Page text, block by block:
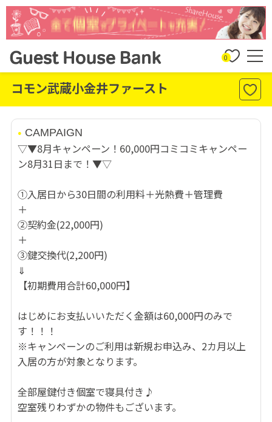
0
コモン武蔵小金井ファースト
CAMPAIGN
▽▼8月キャンペーン！60,000円コミコミキャンペー
ン8月31日まで！▼▽
①入居日から30日間の利用料＋光熱費＋管理費
＋
②契約金(22,000円)
＋
③鍵交換代(2,200円)
⇓
【初期費用合計60,000円】
はじめにお支払いいただく金額は60,000円のみで
す！！！
※キャンペーンのご利用は新規お申込み、2カ月以上
入居の方が対象となります。
全部屋鍵付き個室で寝具付き♪
空室残りわずかの物件もございます。